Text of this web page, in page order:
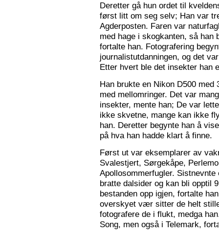
Deretter gå hun ordet til
først litt om seg selv; Han var
Agderposten. Faren var
med hage i skogkanten, så han
fortalte han. Fotografering
journalistutdanningen, og det
Etter hvert ble det insekter han
Han brukte en Nikon D500
med mellomringer. Det var
insekter, mente han; De var
ikke skvetne, mange kan ikke
han. Deretter begynte han å
på hva han hadde klart å finne.
Først ut var eksemplarer av
Svalestjert, Sørgekåpe,
Apollosommerfugler.
bratte dalsider og kan bli opptil
bestanden opp igjen, fortalte
overskyet vær sitter de helt
fotografere de i flukt, medga
Song, men også i Telemark,